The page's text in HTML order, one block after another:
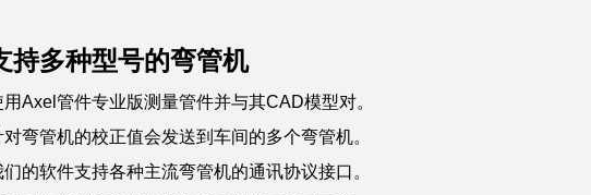
持多种型号的弯管机
用Axel管件专业版测量管件并与其CAD模型对。
对弯管机的校正值会发送到车间的多个弯管机。
们的软件支持各种主流弯管机的通讯协议接口。